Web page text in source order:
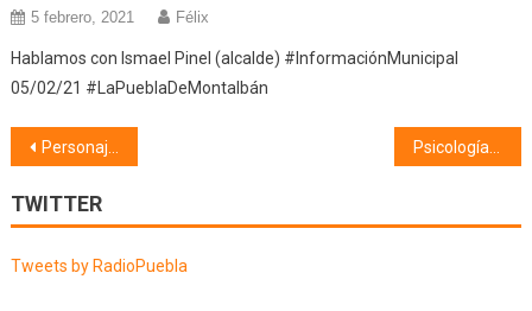
5 febrero, 2021 Félix
Hablamos con Ismael Pinel (alcalde) #InformaciónMunicipal
05/02/21 #LaPueblaDeMontalbán
Navegación
de
entradas
Personajes de La Puebla de Montalbán (15/04/20)
TWITTER
Tweets by RadioPuebla